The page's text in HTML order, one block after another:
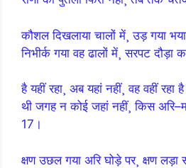
कौशल दिखलाया चालों में¸ उड़ गया
निभीर्क गया वह ढालों में¸ सरपट
है यहीं रहा¸ अब यहां नहीं¸ वह वहीं रहा
थी जगह न कोई जहां नहीं¸ किस
17।
क्षण उछल गया अरि घोड़े पर¸ क्षण लड़ा